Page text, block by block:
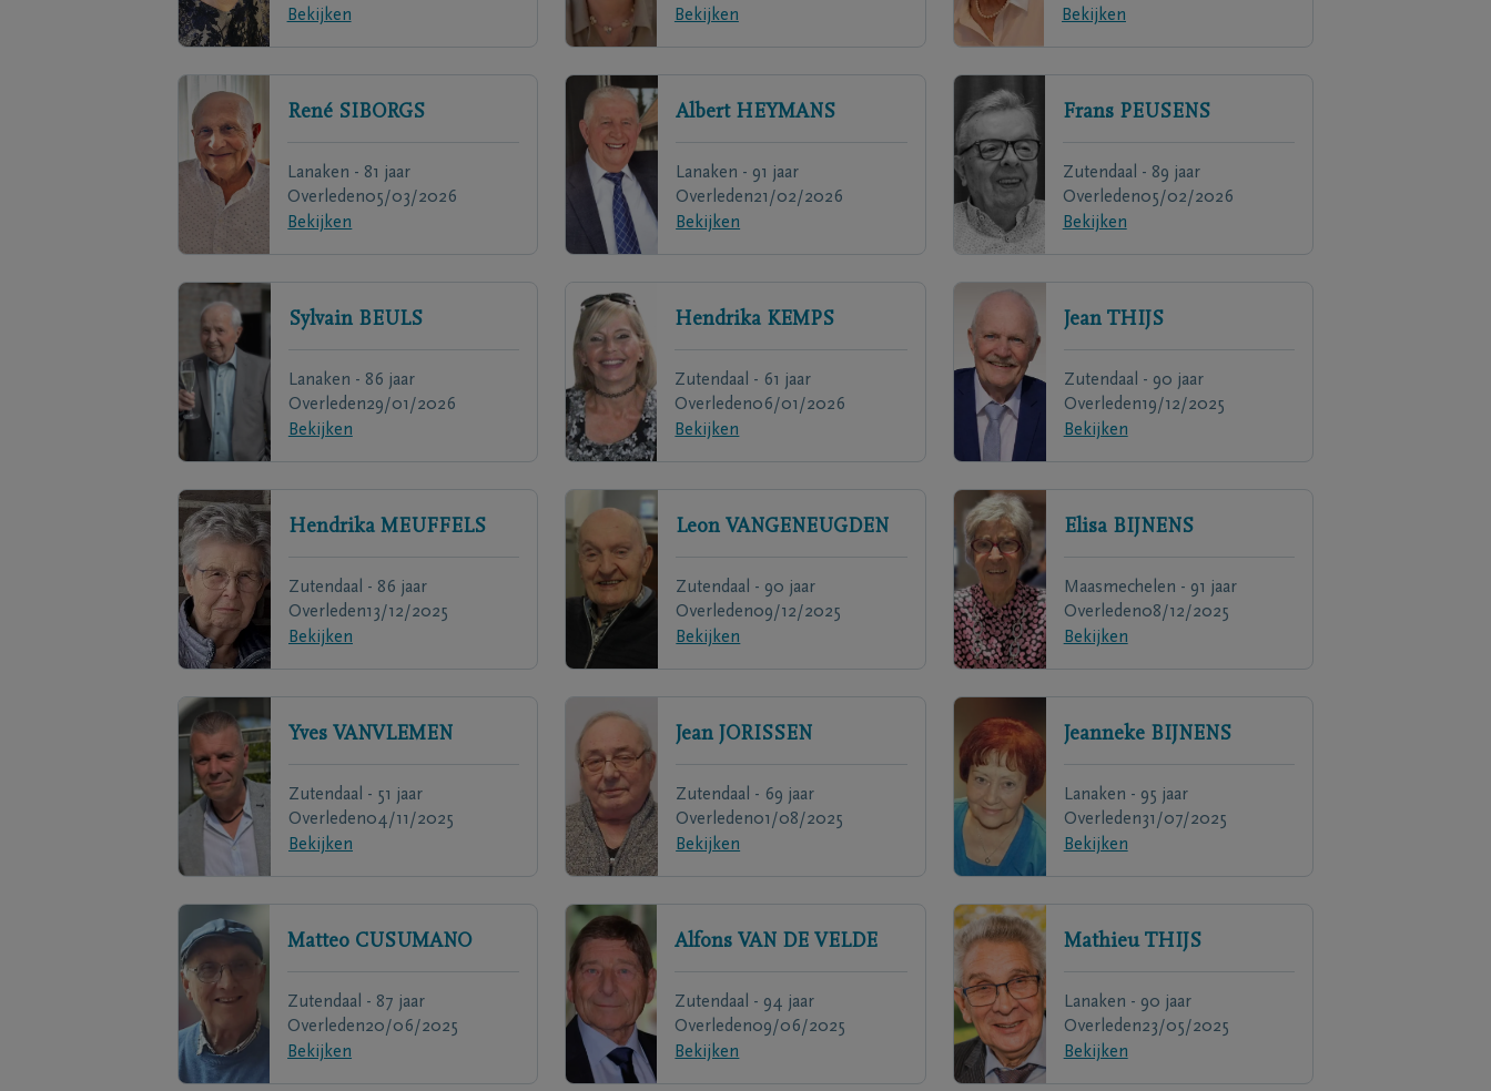
Bekijken
Bekijken
Bekijken
René SIBORGS
Lanaken - 81 jaar
Overleden05/03/2026
Bekijken
Albert HEYMANS
Lanaken - 91 jaar
Overleden21/02/2026
Bekijken
Frans PEUSENS
Zutendaal - 89 jaar
Overleden05/02/2026
Bekijken
Sylvain BEULS
Lanaken - 86 jaar
Overleden29/01/2026
Bekijken
Hendrika KEMPS
Zutendaal - 61 jaar
Overleden06/01/2026
Bekijken
Jean THIJS
Zutendaal - 90 jaar
Overleden19/12/2025
Bekijken
Hendrika MEUFFELS
Zutendaal - 86 jaar
Overleden13/12/2025
Bekijken
Leon VANGENEUGDEN
Zutendaal - 90 jaar
Overleden09/12/2025
Bekijken
Elisa BIJNENS
Maasmechelen - 91 jaar
Overleden08/12/2025
Bekijken
Yves VANVLEMEN
Zutendaal - 51 jaar
Overleden04/11/2025
Bekijken
Jean JORISSEN
Zutendaal - 69 jaar
Overleden01/08/2025
Bekijken
Jeanneke BIJNENS
Lanaken - 95 jaar
Overleden31/07/2025
Bekijken
Matteo CUSUMANO
Zutendaal - 87 jaar
Overleden20/06/2025
Bekijken
Alfons VAN DE VELDE
Zutendaal - 94 jaar
Overleden09/06/2025
Bekijken
Mathieu THIJS
Lanaken - 90 jaar
Overleden23/05/2025
Bekijken